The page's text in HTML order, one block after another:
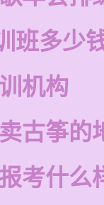
班多少
机构
古筝的
考什么